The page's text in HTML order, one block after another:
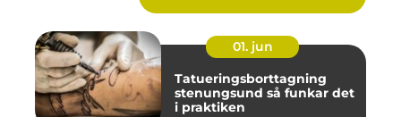
01. jun
Tatueringsborttagning
stenungsund så funkar det
i praktiken